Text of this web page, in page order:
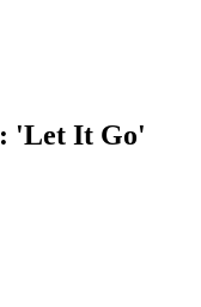
: 'Let It Go'